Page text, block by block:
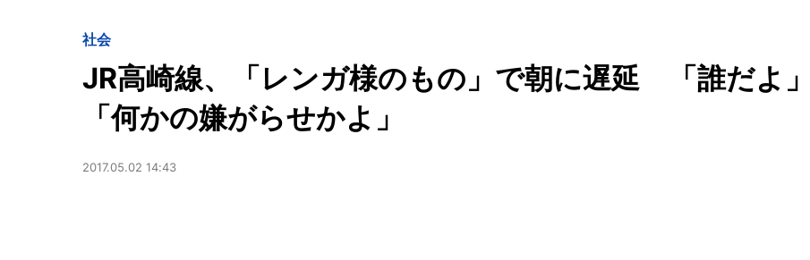
社会
JR高崎線、「レンガ様のもの」で朝に遅延 「誰だよ」
「何かの嫌がらせかよ」
2017.05.02 14:43